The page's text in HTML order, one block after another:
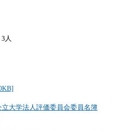
人
大学法人評価委員会委員名簿